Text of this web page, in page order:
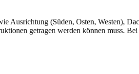
Ausrichtung (Süden, Osten, Westen),
getragen werden können muss.